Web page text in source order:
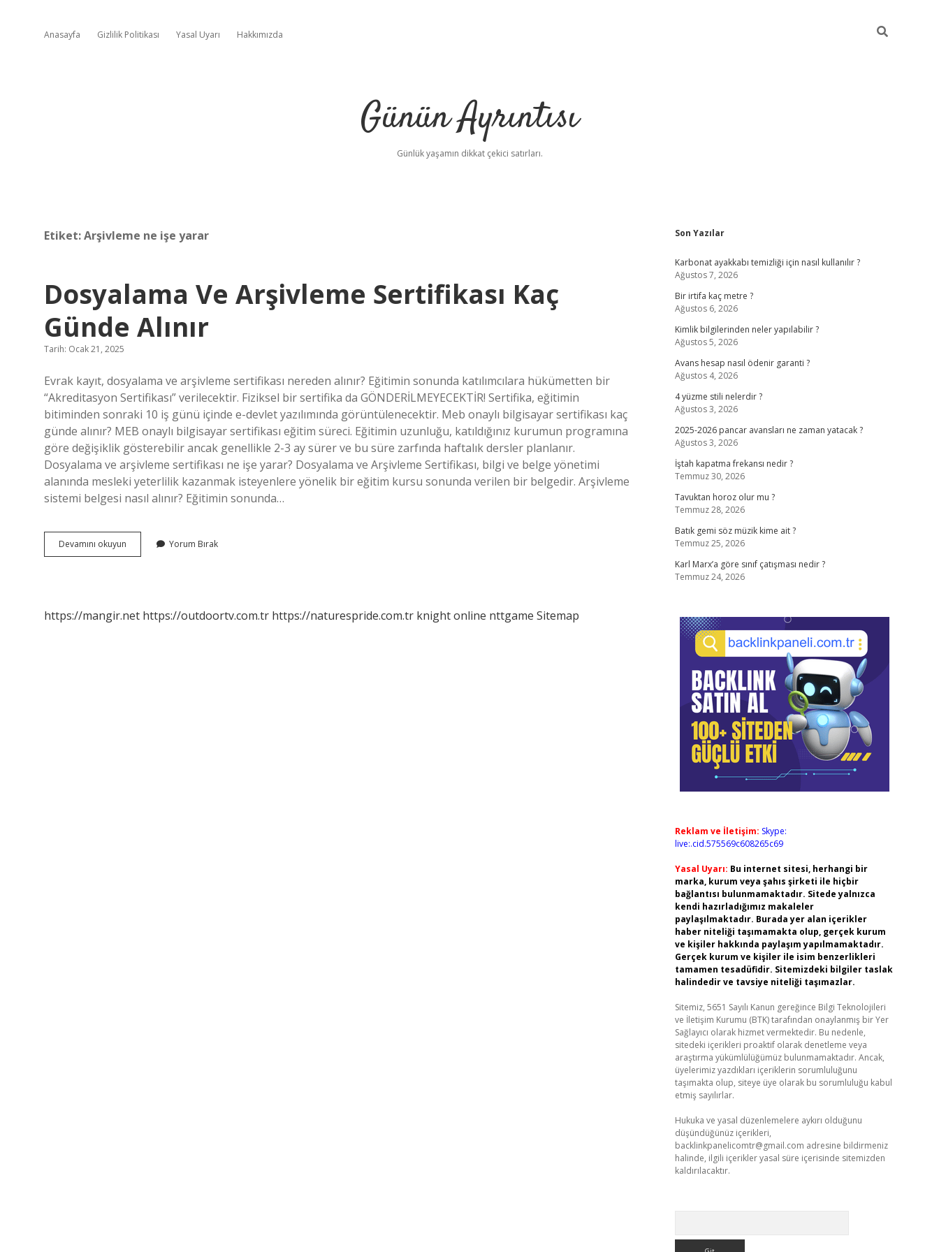
Anasayfa Gizlilik Politikası Yasal Uyarı Hakkımızda
Günün Ayrıntısı
Günlük yaşamın dikkat çekici satırları.
Etiket:Arşivleme ne işe yarar
Dosyalama Ve Arşivleme Sertifikası Kaç
Günde Alınır
Tarih: Ocak 21, 2025
Evrak kayıt, dosyalama ve arşivleme sertifikası nereden alınır? Eğitimin sonunda katılımcılara hükümetten bir
“Akreditasyon Sertifikası” verilecektir. Fiziksel bir sertifika da GÖNDERİLMEYECEKTİR! Sertifika, eğitimin
bitiminden sonraki 10 iş günü içinde e-devlet yazılımında görüntülenecektir. Meb onaylı bilgisayar sertifikası kaç
günde alınır? MEB onaylı bilgisayar sertifikası eğitim süreci. Eğitimin uzunluğu, katıldığınız kurumun programına
göre değişiklik gösterebilir ancak genellikle 2-3 ay sürer ve bu süre zarfında haftalık dersler planlanır.
Dosyalama ve arşivleme sertifikası ne işe yarar? Dosyalama ve Arşivleme Sertifikası, bilgi ve belge yönetimi
alanında mesleki yeterlilik kazanmak isteyenlere yönelik bir eğitim kursu sonunda verilen bir belgedir. Arşivleme
sistemi belgesi nasıl alınır? Eğitimin sonunda…
Devamını okuyun Dosyalama
Ve
Alınır
Yorum Bırak
https://mangir.net https://outdoortv.com.tr https://naturespride.com.tr knight online nttgame Sitemap
Sidebar
Son Yazılar
Karbonat ayakkabı temizliği için nasıl kullanılır ?
Ağustos 7, 2026
Bir irtifa kaç metre ?
Ağustos 6, 2026
Kimlik bilgilerinden neler yapılabilir ?
Ağustos 5, 2026
Avans hesap nasıl ödenir garanti ?
Ağustos 4, 2026
4 yüzme stili nelerdir ?
Ağustos 3, 2026
2025-2026 pancar avansları ne zaman yatacak ?
Ağustos 3, 2026
İştah kapatma frekansı nedir ?
Temmuz 30, 2026
Tavuktan horoz olur mu ?
Temmuz 28, 2026
Batık gemi söz müzik kime ait ?
Temmuz 25, 2026
Karl Marx’a göre sınıf çatışması nedir ?
Temmuz 24, 2026
Reklam ve İletişim: Skype:
live:.cid.575569c608265c69
Yasal Uyarı: Bu internet sitesi, herhangi bir
marka, kurum veya şahıs şirketi ile hiçbir
bağlantısı bulunmamaktadır. Sitede yalnızca
kendi hazırladığımız makaleler
paylaşılmaktadır. Burada yer alan içerikler
haber niteliği taşımamakta olup, gerçek kurum
ve kişiler hakkında paylaşım yapılmamaktadır.
Gerçek kurum ve kişiler ile isim benzerlikleri
tamamen tesadüfidir. Sitemizdeki bilgiler taslak
halindedir ve tavsiye niteliği taşımazlar.
Sitemiz, 5651 Sayılı Kanun gereğince Bilgi Teknolojileri
ve İletişim Kurumu (BTK) tarafından onaylanmış bir Yer
Sağlayıcı olarak hizmet vermektedir. Bu nedenle,
sitedeki içerikleri proaktif olarak denetleme veya
araştırma yükümlülüğümüz bulunmamaktadır. Ancak,
üyelerimiz yazdıkları içeriklerin sorumluluğunu
taşımakta olup, siteye üye olarak bu sorumluluğu kabul
etmiş sayılırlar.
Hukuka ve yasal düzenlemelere aykırı olduğunu
düşündüğünüz içerikleri,
backlinkpanelicomtr@gmail.com adresine bildirmeniz
halinde, ilgili içerikler yasal süre içerisinde sitemizden
kaldırılacaktır.